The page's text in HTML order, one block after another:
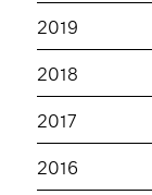
2019
2018
2017
2016